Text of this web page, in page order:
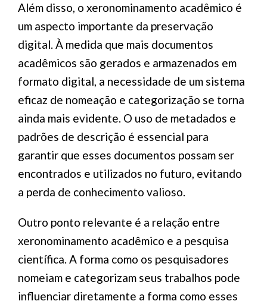
Além disso, o xeronominamento acadêmico é
um aspecto importante da preservação
digital. À medida que mais documentos
acadêmicos são gerados e armazenados em
formato digital, a necessidade de um sistema
eficaz de nomeação e categorização se torna
ainda mais evidente. O uso de metadados e
padrões de descrição é essencial para
garantir que esses documentos possam ser
encontrados e utilizados no futuro, evitando
a perda de conhecimento valioso.
Outro ponto relevante é a relação entre
xeronominamento acadêmico e a pesquisa
científica. A forma como os pesquisadores
nomeiam e categorizam seus trabalhos pode
influenciar diretamente a forma como esses